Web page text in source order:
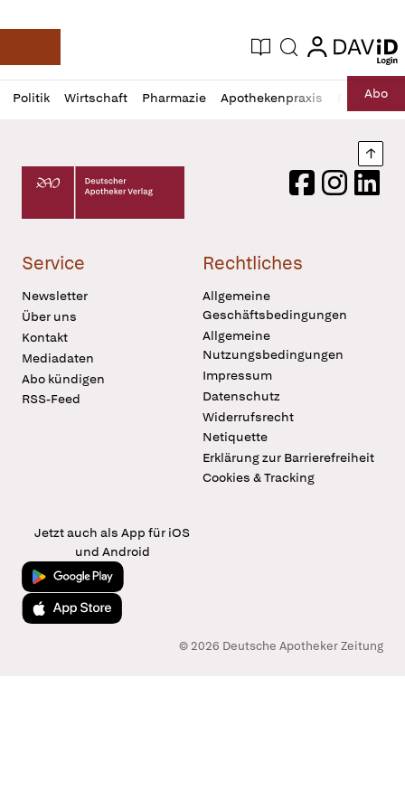
Deutsche Apotheker Zeitung
Aktuelle Ausgabe
Suche login
login
Politik Wirtschaft Pharmazie Apothekenpraxis RechtAbo
Profil
öffnen
Daz
Pur
Deutscher Apotheker Verlag Logo
FacebookInstagram
Service
Newsletter
Über uns
Kontakt
Mediadaten
Abo kündigen
RSS-Feed
Rechtliches
Allgemeine
Geschäftsbedingungen
Allgemeine
Nutzungsbedingungen
Impressum
Datenschutz
Widerrufsrecht
Netiquette
Erklärung zur Barrierefreiheit
Cookies & Tracking
Jetzt auch als App für iOS
und Android
Jetzt bei Google Play
Laden im App Store
© 2026 Deutsche Apotheker Zeitung